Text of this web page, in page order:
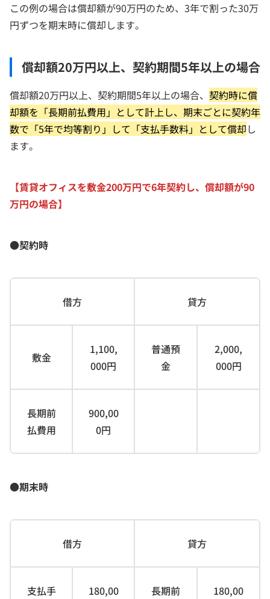
この例の場合は償却額が90万円のため、3年で割った30万
円ずつを期末時に償却します。
償却額20万円以上、契約期間5年以上の場合
償却額20万円以上、契約期間5年以上の場合、 契約時に償
却額を「長期前払費用」として計上し、期末ごとに契約年
数で「5年で均等割り」して「支払手数料」として償却し
ます。
【賃貸オフィスを敷金200万円で6年契約し、償却額が90
万円の場合】
●契約時
借方 貸方
敷金
1,100,
000円
普通預
金
2,000,
000円
長期前
払費用
900,00
0円
●期末時
借方 貸方
支払手
180,00
長期前
180,00